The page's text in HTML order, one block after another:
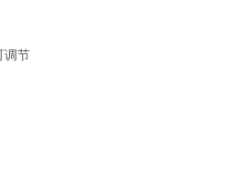
调节